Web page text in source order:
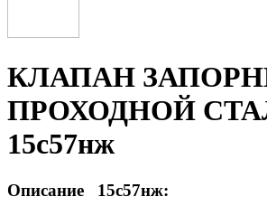
КЛАПАН
ПРОХОДНОЙ
15с57нж
Описание 15с57нж: